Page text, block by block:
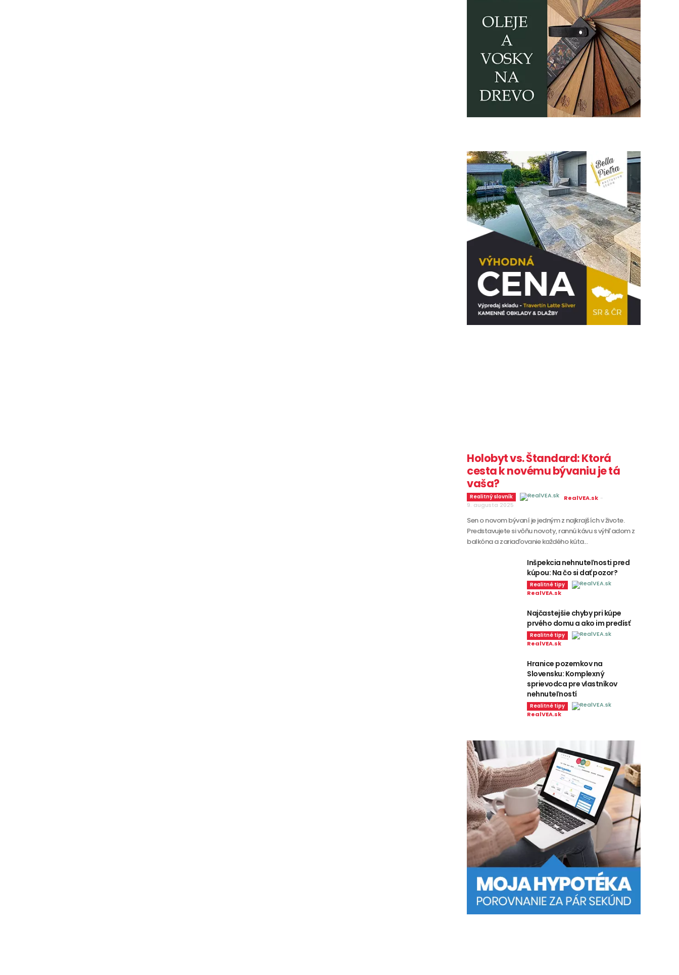
Holobyt vs. Štandard: Ktorá
cesta k novému bývaniu je tá
vaša?
Realitný slovník RealVEA.sk -
9. augusta 2025
Sen o novom bývaní je jedným z najkrajších v živote.
Predstavujete si vôňu novoty, rannú kávu s výhľadom z
balkóna a zariaďovanie každého kúta...
Inšpekcia nehnuteľnosti pred
kúpou: Na čo si dať pozor?
Realitné tipy
RealVEA.sk
Najčastejšie chyby pri kúpe
prvého domu a ako im predísť
Realitné tipy
RealVEA.sk
Hranice pozemkov na
Slovensku: Komplexný
sprievodca pre vlastníkov
nehnuteľností
Realitné tipy
RealVEA.sk